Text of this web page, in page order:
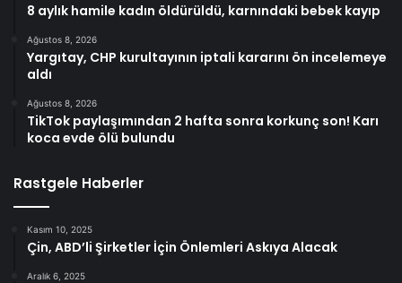
8 aylık hamile kadın öldürüldü, karnındaki bebek kayıp
Ağustos 8, 2026
Yargıtay, CHP kurultayının iptali kararını ön incelemeye
aldı
Ağustos 8, 2026
TikTok paylaşımından 2 hafta sonra korkunç son! Karı
koca evde ölü bulundu
Rastgele Haberler
Kasım 10, 2025
Çin, ABD’li Şirketler İçin Önlemleri Askıya Alacak
Aralık 6, 2025